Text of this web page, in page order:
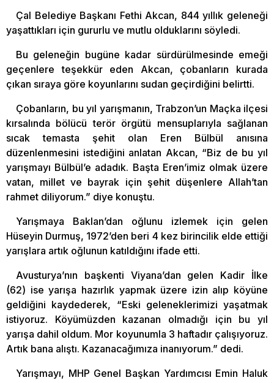
Çal Belediye Başkanı Fethi Akcan, 844 yıllık geleneği
yaşattıkları için gururlu ve mutlu olduklarını söyledi.
Bu geleneğin bugüne kadar sürdürülmesinde emeği
geçenlere teşekkür eden Akcan, çobanların kurada
çıkan sıraya göre koyunlarını sudan geçirdiğini belirtti.
Çobanların, bu yıl yarışmanın, Trabzon’un Maçka ilçesi
kırsalında bölücü terör örgütü mensuplarıyla sağlanan
sıcak temasta şehit olan Eren Bülbül anısına
düzenlenmesini istediğini anlatan Akcan, “Biz de bu yıl
yarışmayı Bülbül’e adadık. Başta Eren’imiz olmak üzere
vatan, millet ve bayrak için şehit düşenlere Allah’tan
rahmet diliyorum.” diye konuştu.
Yarışmaya Baklan’dan oğlunu izlemek için gelen
Hüseyin Durmuş, 1972’den beri 4 kez birincilik elde ettiği
yarışlara artık oğlunun katıldığını ifade etti.
Avusturya’nın başkenti Viyana’dan gelen Kadir İlke
(62) ise yarışa hazırlık yapmak üzere izin alıp köyüne
geldiğini kaydederek, “Eski geleneklerimizi yaşatmak
istiyoruz. Köyümüzden kazanan olmadığı için bu yıl
yarışa dahil oldum. Mor koyunumla 3 haftadır çalışıyoruz.
Artık bana alıştı. Kazanacağımıza inanıyorum.” dedi.
Yarışmayı, MHP Genel Başkan Yardımcısı Emin Haluk